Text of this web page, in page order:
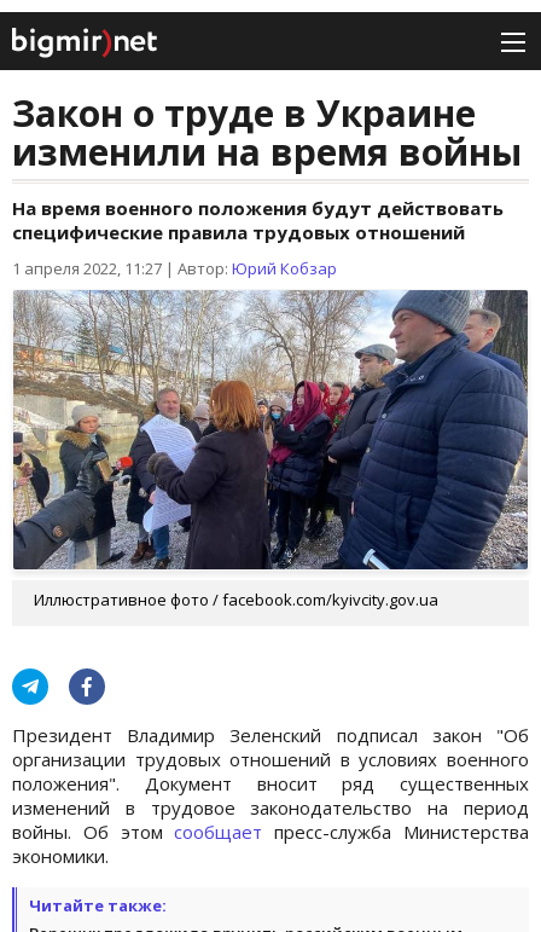
Закон о труде в Украине
изменили на время войны
На время военного положения будут действовать
специфические правила трудовых отношений
1 апреля 2022, 11:27 | Автор: Юрий Кобзар
Иллюстративное фото / facebook.com/kyivcity.gov.ua
Президент Владимир Зеленский подписал закон "Об
организации трудовых отношений в условиях военного
положения". Документ вносит ряд существенных
изменений в трудовое законодательство на период
войны. Об этомсообщает пресс-служба Министерства
экономики.
Читайте также: